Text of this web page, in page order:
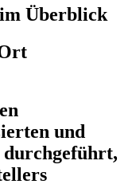
Überblick
und